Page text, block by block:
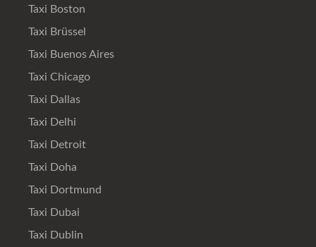
Taxi Boston
Taxi Brüssel
Taxi Buenos Aires
Taxi Chicago
Taxi Dallas
Taxi Delhi
Taxi Detroit
Taxi Doha
Taxi Dortmund
Taxi Dubai
Taxi Dublin